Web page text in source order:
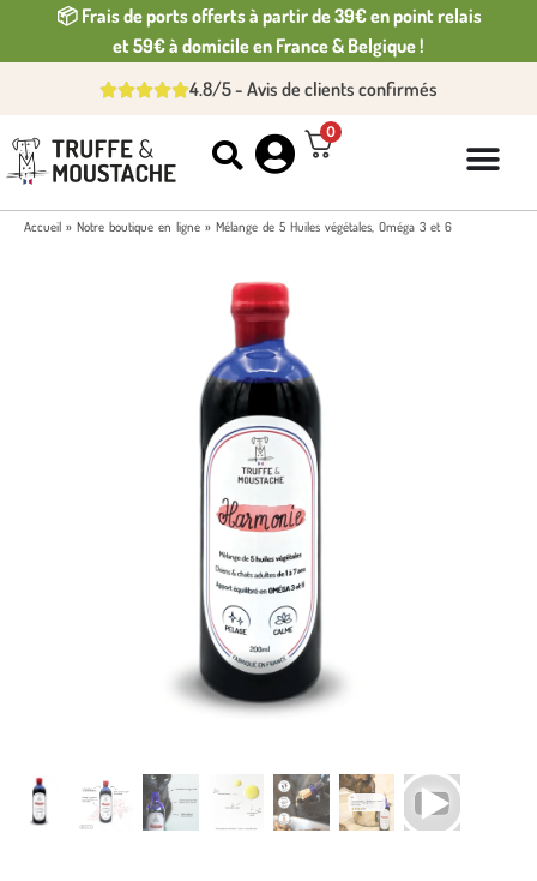
📦 Frais de ports offerts à partir de 39€ en point relais
et 59€ à domicile en France & Belgique !
4.8/5 - Avis de clients confirmés
0
Accueil » Notre boutique en ligne » Mélange de 5 Huiles végétales, Oméga 3 et 6